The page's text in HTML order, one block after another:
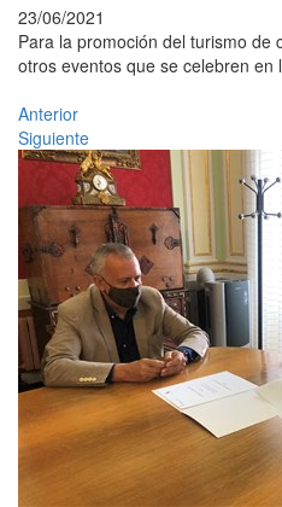
23/06/2021
Para la promoción del turismo de
otros eventos que se celebren en
Anterior
Siguiente